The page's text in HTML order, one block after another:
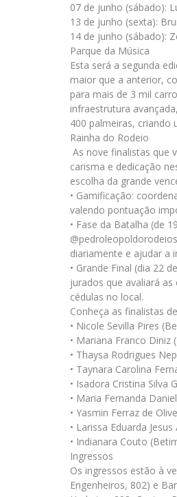
07 de junho (sábado):
13 de junho (sexta):
14 de junho (sábado):
Parque da Música
Esta será a segunda
maior que a anterior,
para mais de 3 mil
infraestrutura
400 palmeiras, criando
Rainha do Rodeio
As nove finalistas que
carisma e dedicação
escolha da grande
• Gamificação:
valendo pontuação
• Fase da Batalha (de
diariamente e ajudar a
• Grande Final (dia 22
jurados que avaliará
cédulas no local.
Conheça as finalistas
• Nicole Sevilla Pires
• Mariana Franco Diniz
• Thaysa Rodrigues
• Taynara Carolina
• Isadora Cristina Silva
• Maria Fernanda
• Yasmin Ferraz de
• Larissa Eduarda
• Indianara Couto
Ingressos
Os ingressos estão à
Engenheiros, 802) e